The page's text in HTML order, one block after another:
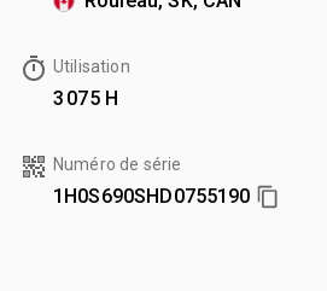
Utilisation
3 075 H
Numéro de série
1H0S690SHD0755190